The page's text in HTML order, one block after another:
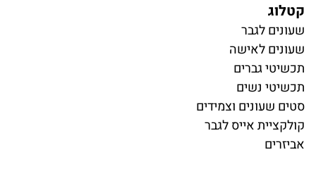
קטלוג
שעונים לגבר
שעונים לאישה
תכשיטי גברים
תכשיטי נשים
סטים שעונים וצמידים
קולקציית אייס לגבר
אביזרים